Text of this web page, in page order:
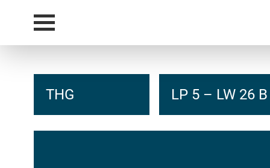
THG LP 5 – LW 26 B